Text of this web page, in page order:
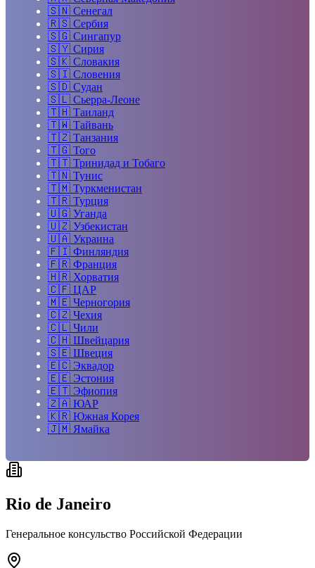
🇸🇳 Сенегал
🇷🇸 Сербия
🇸🇬 Сингапур
🇸🇾 Сирия
🇸🇰 Словакия
🇸🇮 Словения
🇸🇩 Судан
🇸🇱 Сьерра-Леоне
🇹🇭 Таиланд
🇹🇼 Тайвань
🇹🇿 Танзания
🇹🇬 Того
🇹🇹 Тринидад и Тобаго
🇹🇳 Тунис
🇹🇲 Туркменистан
🇹🇷 Турция
🇺🇬 Уганда
🇺🇿 Узбекистан
🇺🇦 Украина
🇫🇮 Финляндия
🇫🇷 Франция
🇭🇷 Хорватия
🇨🇫 ЦАР
🇲🇪 Черногория
🇨🇿 Чехия
🇨🇱 Чили
🇨🇭 Швейцария
🇸🇪 Швеция
🇪🇨 Эквадор
🇪🇪 Эстония
🇪🇹 Эфиопия
🇿🇦 ЮАР
🇰🇷 Южная Корея
🇯🇲 Ямайка
Rio de Janeiro
Генеральное консульство Российской Федерации